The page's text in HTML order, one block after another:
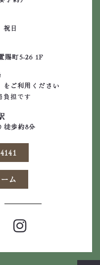
祝日
賜町5-26 1F
をご利用ください
担です
徒歩約8分
ム